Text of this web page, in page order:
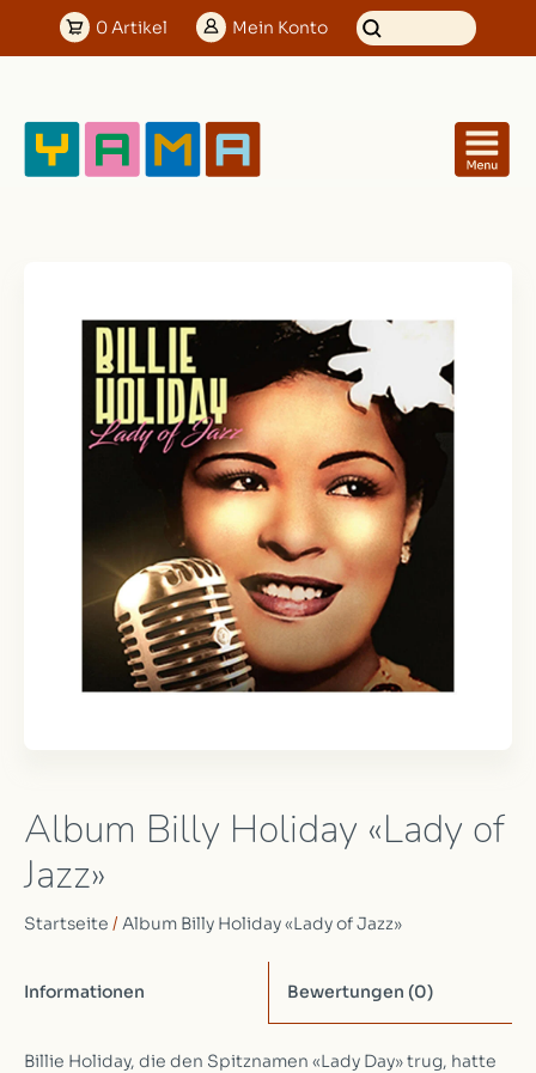
0Artikel Mein Konto
Album Billy Holiday «Lady of
Jazz»
Startseite / Album Billy Holiday «Lady of Jazz»
Informationen Bewertungen (0)
Billie Holiday, die den Spitznamen «Lady Day» trug, hatte